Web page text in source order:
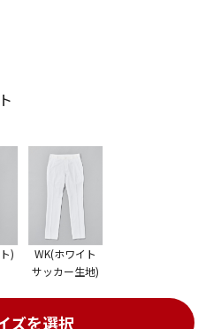
ズを選択
)
WK(ホワイト
サッカー生地)